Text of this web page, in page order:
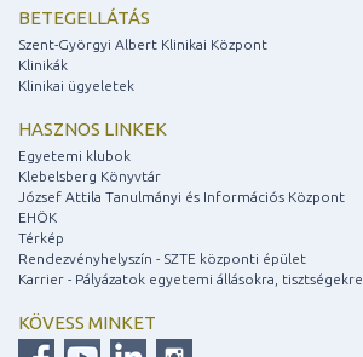
BETEGELLÁTÁS
Szent-Györgyi Albert Klinikai Központ
Klinikák
Klinikai ügyeletek
HASZNOS LINKEK
Egyetemi klubok
Klebelsberg Könyvtár
József Attila Tanulmányi és Információs Központ
EHÖK
Térkép
Rendezvényhelyszín - SZTE központi épület
Karrier - Pályázatok egyetemi állásokra, tisztségekre
KÖVESS MINKET